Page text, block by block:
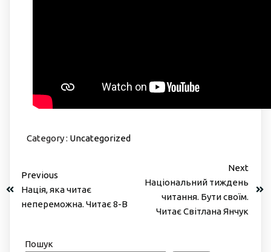
Category : Uncategorized
Previous
Нація, яка читає
непереможна. Читає 8-В
Next
Національний тиждень
читання. Бути своїм.
Читає Світлана Янчук
Пошук